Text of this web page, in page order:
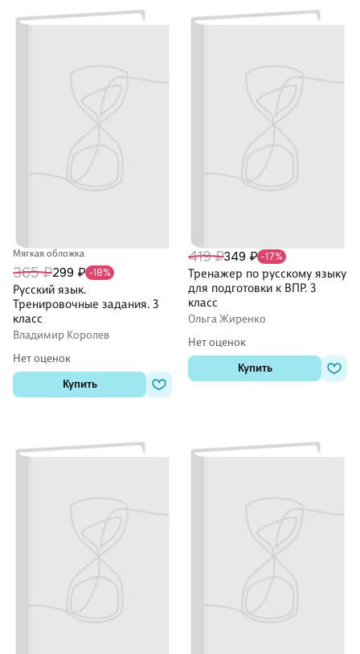
Мягкая обложка
365 ₽299 ₽ -18%
Русский язык.
Тренировочные задания. 3
класс
Владимир Королев
Нет оценок
Купить
419 ₽349 ₽ -17%
Тренажер по русскому языку
для подготовки к ВПР. 3
класс
Ольга Жиренко
Нет оценок
Купить